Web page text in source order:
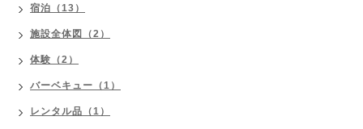
宿泊（13）
施設全体図（2）
体験（2）
バーベキュー（1）
レンタル品（1）